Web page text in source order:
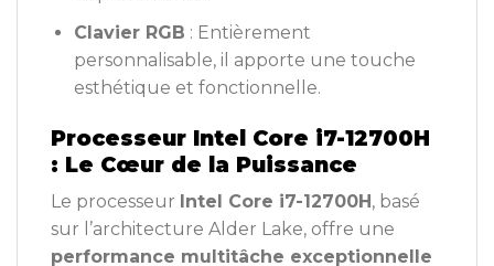
Clavier RGB : Entièrement
personnalisable, il apporte une touche
esthétique et fonctionnelle.
Processeur Intel Core i7-12700H
: Le Cœur de la Puissance
Le processeur Intel Core i7-12700H , basé
sur l’architecture Alder Lake, offre une
performance multitâche exceptionnelle